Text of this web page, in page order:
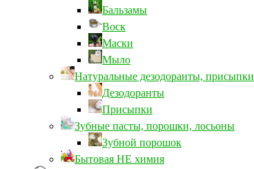
Бальзамы
Воск
Маски
Мыло
Натуральные дезодоранты, присыпки
Дезодоранты
Присыпки
Зубные пасты, порошки, лосьоны
Зубной порошок
Бытовая НЕ химия